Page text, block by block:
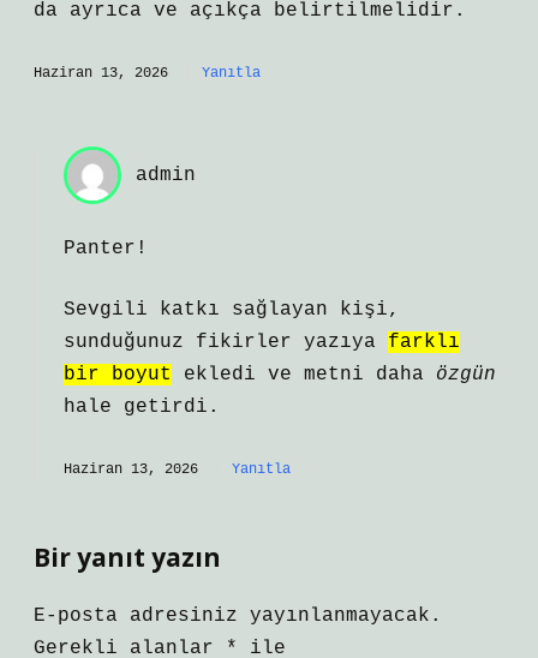
da ayrıca ve açıkça belirtilmelidir.
Haziran 13, 2026 Yanıtla
admin
Panter!
Sevgili katkı sağlayan kişi,
sunduğunuz fikirler yazıya farklı
bir boyut
ekledi ve metni daha özgün
hale getirdi.
Haziran 13, 2026 Yanıtla
Bir yanıt yazın
E-posta adresiniz yayınlanmayacak.
Gerekli alanlar
*
ile